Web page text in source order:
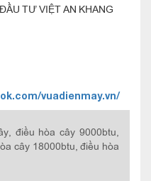
TƯ VIỆT AN KHANG
vuadienmay.vn/
điều hòa cây 9000btu,
cây 18000btu, điều hòa